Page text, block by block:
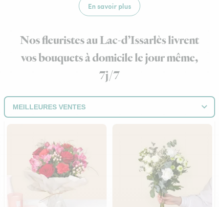
En savoir plus
Nos fleuristes au Lac-d’Issarlès livrent
vos bouquets à domicile le jour même,
7j/7